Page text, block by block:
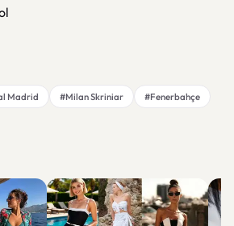
Madrid #Milan Skriniar
#Fenerbahçe